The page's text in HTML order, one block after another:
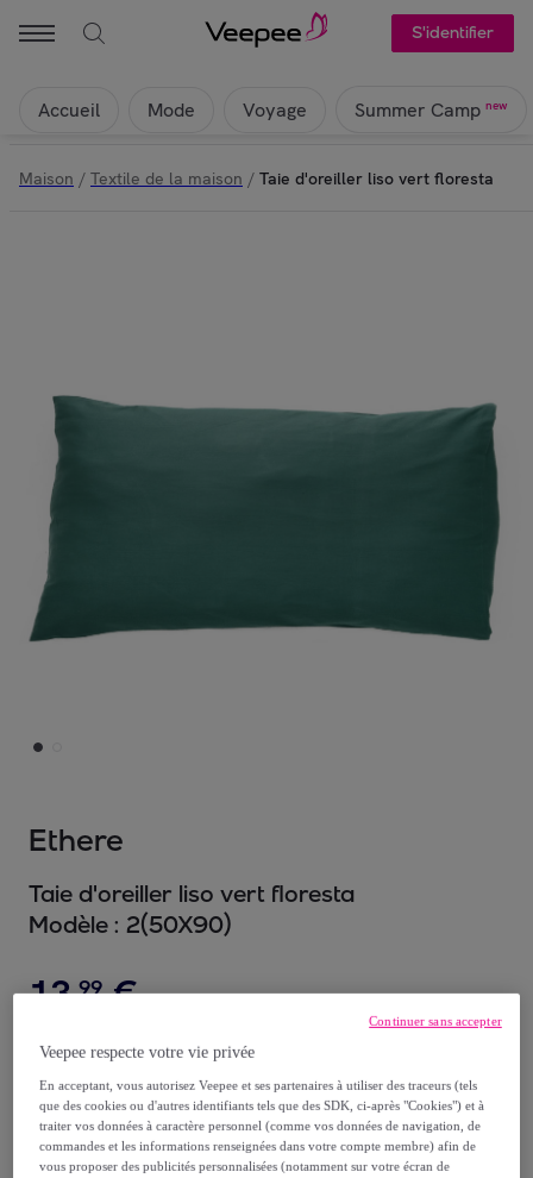
S'identifier
Accueil Mode Voyage Summer Camp new
Maison / Textile de la maison / Taie d'oreiller liso vert floresta
Ethere
Taie d'oreiller liso vert floresta
Modèle : 2(50X90)
13,99 €
38, €
Vendu parÉTHÉRÉ
Veepee respecte votre vie privée
En acceptant, vous autorisez Veepee et ses partenaires à utiliser des traceurs (tels
que des cookies ou d'autres identifiants tels que des SDK, ci-après "Cookies") et à
traiter vos données à caractère personnel (comme vos données de navigation, de
commandes et les informations renseignées dans votre compte membre) afin de
vous proposer des publicités personnalisées (notamment sur votre écran de
Continuer sans accepter